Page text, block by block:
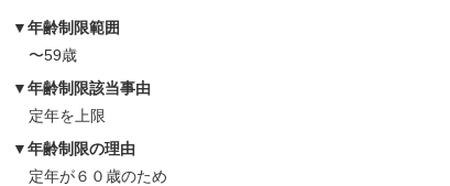
年齢制限範囲
〜59歳
年齢制限該当事由
定年を上限
年齢制限の理由
定年が６０歳のため